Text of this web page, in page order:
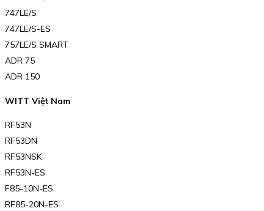
747LE/S
747LE/S-ES
757LE/S SMART
ADR 75
ADR 150
WITT Việt Nam
RF53N
RF53DN
RF53NSK
RF53N-ES
F85-10N-ES
RF85-20N-ES